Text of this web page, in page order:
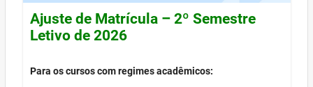
Ajuste de Matrícula – 2º Semestre
Letivo de 2026
Para os cursos com regimes acadêmicos: